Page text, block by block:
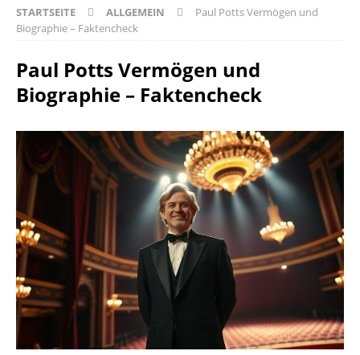
STARTSEITE ALLGEMEIN
Paul Potts Vermögen und
Biographie – Faktencheck
Paul Potts Vermögen und
Biographie – Faktencheck